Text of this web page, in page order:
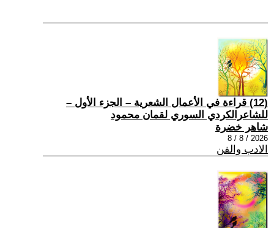
(12) قراءة في الأعمال الشعرية – الجزء الأول –
للشاعرالكردي السوري لقمان محمود
شاهر خضرة
2026 / 8 / 8
الادب والفن